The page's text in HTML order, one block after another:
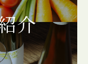
介